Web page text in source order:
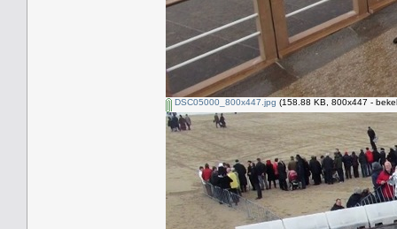
DSC05000_800x447.jpg (158.88 KB, 800x447 -